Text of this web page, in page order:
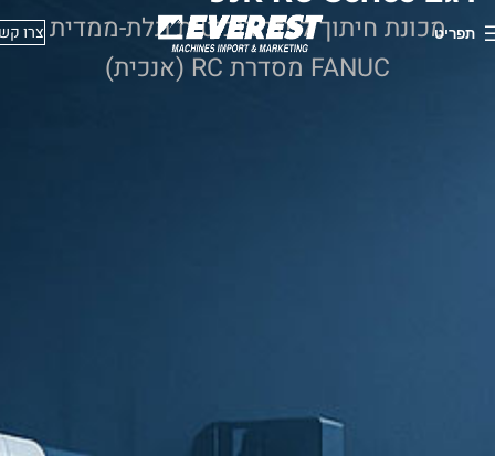
תפריט צרו מכונת חיתוך לייזר רובוטית תלת-ממדית
FANUC מסדרת RC (אנכית)